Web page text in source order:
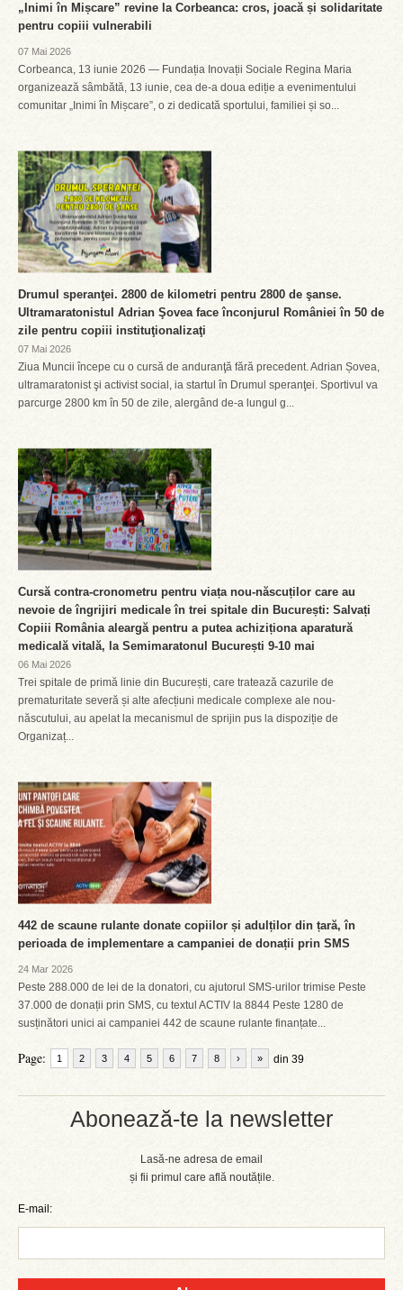
Abonează-te la newsletter
Lasă-ne adresa de email
și fii primul care află noutățile.
E-mail:
„Inimi în Mișcare” revine la Corbeanca: cros, joacă și solidaritate
pentru copiii vulnerabili
07 Mai 2026
Corbeanca, 13 iunie 2026 — Fundația Inovații Sociale Regina Maria
organizează sâmbătă, 13 iunie, cea de-a doua ediție a evenimentului
comunitar „Inimi în Mișcare”, o zi dedicată sportului, familiei și so...
Drumul speranţei. 2800 de kilometri pentru 2800 de şanse.
Ultramaratonistul Adrian Şovea face înconjurul României în 50 de
zile pentru copiii instituţionalizaţi
07 Mai 2026
Ziua Muncii începe cu o cursă de anduranţă fără precedent. Adrian Șovea,
ultramaratonist şi activist social, ia startul în Drumul speranţei. Sportivul va
parcurge 2800 km în 50 de zile, alergând de-a lungul g...
Cursă contra-cronometru pentru viața nou-născuților care au
nevoie de îngrijiri medicale în trei spitale din București: Salvați
Copiii România aleargă pentru a putea achiziționa aparatură
medicală vitală, la Semimaratonul București 9-10 mai
06 Mai 2026
Trei spitale de primă linie din București, care tratează cazurile de
prematuritate severă și alte afecțiuni medicale complexe ale nou-
născutului, au apelat la mecanismul de sprijin pus la dispoziție de
Organizaț...
442 de scaune rulante donate copiilor și adulților din țară, în
perioada de implementare a campaniei de donații prin SMS
24 Mar 2026
Peste 288.000 de lei de la donatori, cu ajutorul SMS-urilor trimise Peste
37.000 de donații prin SMS, cu textul ACTIV la 8844 Peste 1280 de
susținători unici ai campaniei 442 de scaune rulante finanțate...
Page: 1 2 3 4 5 6 7 8 din 39
› »